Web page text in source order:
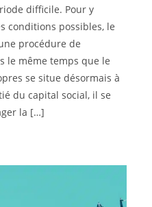
difficile. Pour y
conditions possibles, le
procédure de
le même temps que le
se situe désormais à
du capital social, il se
la […]